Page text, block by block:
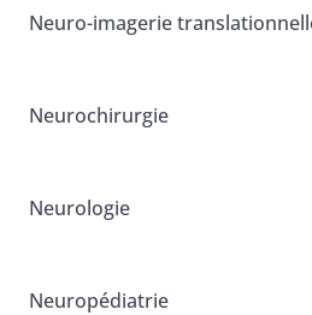
Neuro-imagerie
Neurochirurgie
Neurologie
Neuropédiatrie